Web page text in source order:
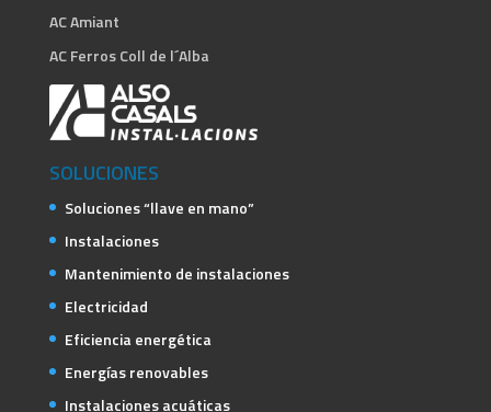
AC Amiant
AC Ferros Coll de l´Alba
SOLUCIONES
Soluciones “llave en mano”
Instalaciones
Mantenimiento de instalaciones
Electricidad
Eficiencia energética
Energías renovables
Instalaciones acuáticas